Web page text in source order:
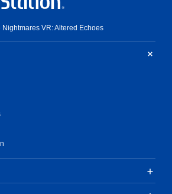
Nightmares VR: Altered Echoes